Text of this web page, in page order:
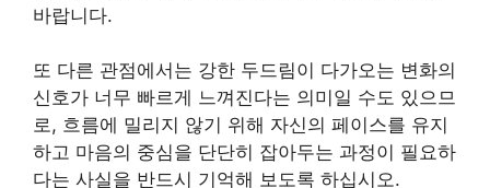
바랍니다.
또 다른 관점에서는 강한 두드림이 다가오는 변화의
신호가 너무 빠르게 느껴진다는 의미일 수도 있으므
로, 흐름에 밀리지 않기 위해 자신의 페이스를 유지
하고 마음의 중심을 단단히 잡아두는 과정이 필요하
다는 사실을 반드시 기억해 보도록 하십시오.